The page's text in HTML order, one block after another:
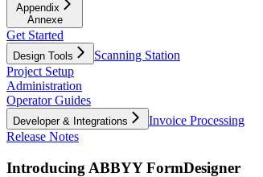
Appendix
Annexe
Get Started
Design Tools
Scanning Station
Project Setup
Administration
Operator Guides
Developer & Integrations
Invoice Processing
Release Notes
Introducing ABBYY FormDesigner